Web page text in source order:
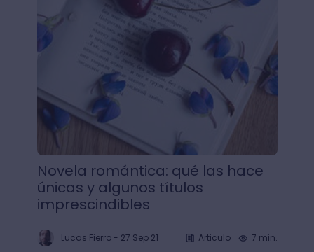
Novela romántica: qué las hace
únicas y algunos títulos
imprescindibles
Lucas Fierro- 27 Sep 21 Articulo 7 min.